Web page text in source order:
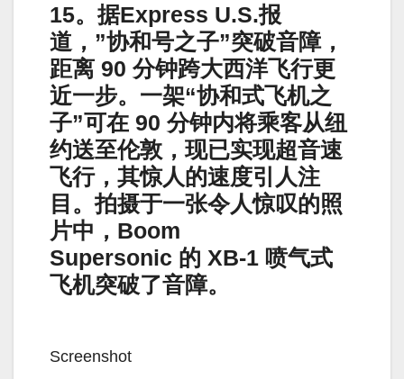
15。据Express U.S.报
道，”协和号之子”突破音障，
距离 90 分钟跨大西洋飞行更
近一步。一架“协和式飞机之
子”可在 90 分钟内将乘客从纽
约送至伦敦，现已实现超音速
飞行，其惊人的速度引人注
目。拍摄于一张令人惊叹的照
片中，Boom
Supersonic 的 XB-1 喷气式
飞机突破了音障。
Screenshot